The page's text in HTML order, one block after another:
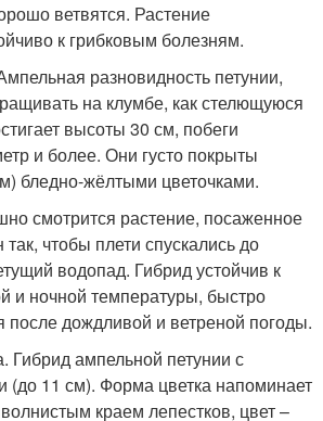
ветвятся. Растение
к грибковым болезням.
разновидность петунии,
на клумбе, как стелющуюся
высоты 30 см, побеги
и более. Они густо покрыты
бледно-жёлтыми цветочками.
смотрится растение, посаженное
чтобы плети спускались до
водопад. Гибрид устойчив к
и ночной температуры, быстро
после дождливой и ветреной погоды.
ампельной петунии с
(до 11 см). Форма цветка напоминает
краем лепестков, цвет –